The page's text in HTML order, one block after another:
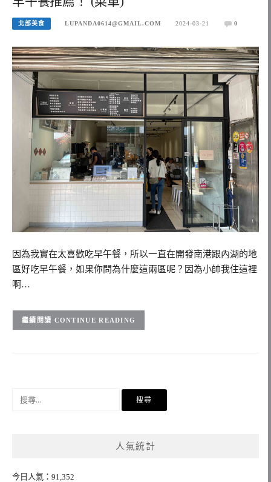
北部美食 LUPANDA0614@GMAIL.COM 2024-03-21 0
因為我實在太喜歡吃早午餐，所以一直在開發南港跟內湖的地
區好吃早午餐，如果你問為什麼這兩區呢？因為小帥我住這裡
啊…
CONTINUE READING
人氣統計
今日人氣：91,352